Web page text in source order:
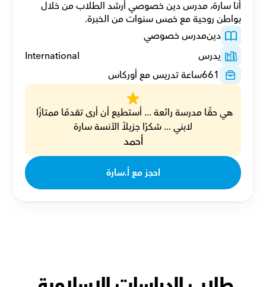
بواطن روحية مع خمس سنوات من الخبرة.
دينمدرس خصوصي
يدرس
International
661ساعة تدريس مع أوركاس
لابني ... شكرًا جزيلاً الآنسة سارة
أحمد
احجز مع أ.سارة